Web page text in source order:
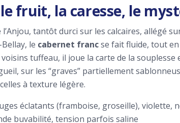
fruit, la caresse, le
tantôt durci sur les calcaires, allégé
le cabernet francse fait fluide, tout
tuffeau, il joue la carte de la
sur les “graves” partiellement
à texture légère.
éclatants (framboise, groseille), violette,
buvabilité, tension parfois saline